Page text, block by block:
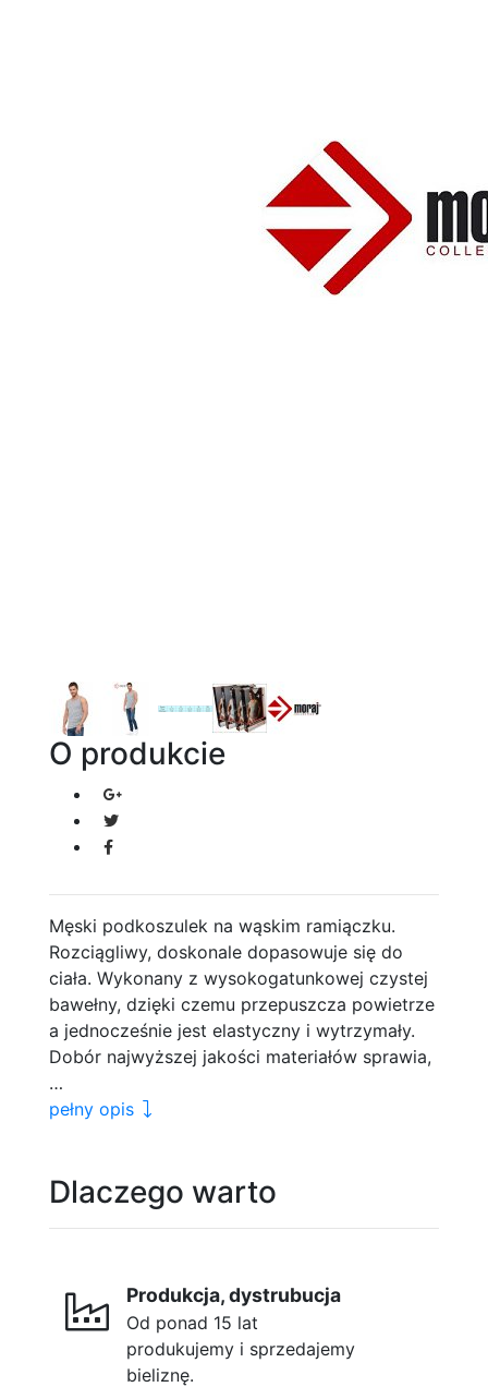
O produkcie
Męski podkoszulek na wąskim ramiączku.
Rozciągliwy, doskonale dopasowuje się do
ciała. Wykonany z wysokogatunkowej czystej
bawełny, dzięki czemu przepuszcza powietrze
a jednocześnie jest elastyczny i wytrzymały.
Dobór najwyższej jakości materiałów sprawia,
…
pełny opis
Dlaczego warto
Produkcja, dystrubucja
Od ponad 15 lat
produkujemy i sprzedajemy
bieliznę.